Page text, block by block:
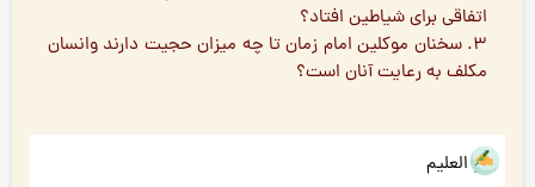
اتفاقى براى شياطين افتاد؟
٣. سخنان موكلين امام زمان تا چه میزان حجيت دارند وانسان
مكلف به رعايت آنان است؟
هو العلیم